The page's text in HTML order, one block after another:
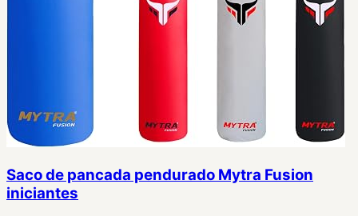
Saco de pancada pendurado Mytra Fusion
iniciantes